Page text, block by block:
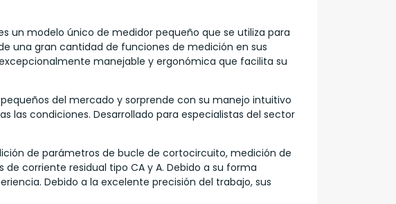
un modelo único de medidor pequeño que se utiliza para
una gran cantidad de funciones de medición en sus
manejable y ergonómica que facilita su
del mercado y sorprende con su manejo intuitivo
las condiciones. Desarrollado para especialistas del sector
de parámetros de bucle de cortocircuito, medición de
corriente residual tipo CA y A. Debido a su forma
Debido a la excelente precisión del trabajo, sus